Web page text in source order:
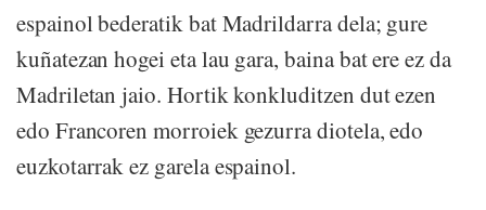
espainol bederatik bat Madrildarra dela; gure
kuñatezan hogei eta lau gara, baina bat ere ez da
Madriletan jaio. Hortik konkluditzen dut ezen
edo Francoren morroiek gezurra diotela, edo
euzkotarrak ez garela espainol.